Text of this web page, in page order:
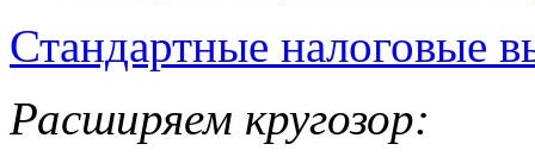
Стандартные налоговые
Расширяем кругозор: